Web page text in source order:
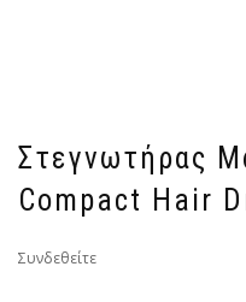
Στεγνωτήρας
Compact Hair
Συνδεθείτε